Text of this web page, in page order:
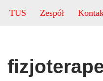
TUS Zespół